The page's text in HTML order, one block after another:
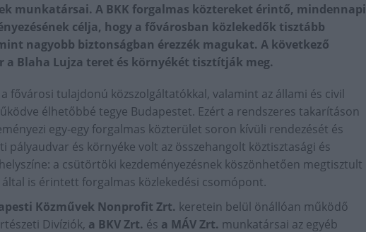
munkatársai. A BKK forgalmas köztereket érintő, mindennapi
célja, hogy a fővárosban közlekedők tisztább
nagyobb biztonságban érezzék magukat. A következő
a Blaha Lujza teret és környékét tisztítják meg.
fővárosi tulajdonú közszolgáltatókkal, valamint az állami és civil
élhetőbbé tegye Budapestet. Ezért a rendszeres takarításon
egy-egy forgalmas közterület soron kívüli rendezését és
pályaudvar és környéke volt az összehangolt köztisztasági és
a csütörtöki kezdeményezésnek köszönhetően megtisztult
által is érintett forgalmas közlekedési csomópont.
Közművek Nonprofit Zrt. keretein belül önállóan működő
Divíziók, a BKV Zrt. és a MÁV Zrt. munkatársai az egyéb